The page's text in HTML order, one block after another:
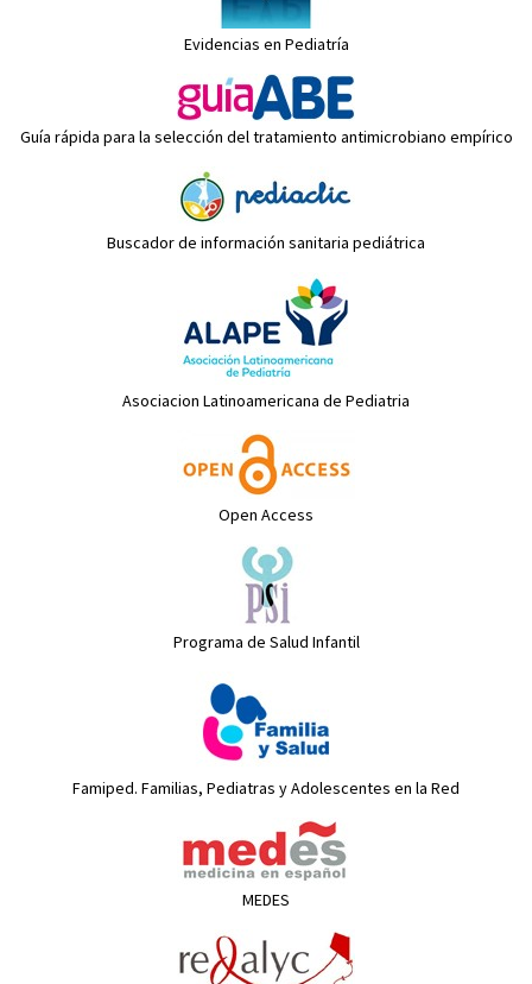
Evidencias en Pediatría
Guía rápida para la selección del tratamiento antimicrobiano empírico
Buscador de información sanitaria pediátrica
Asociacion Latinoamericana de Pediatria
Open Access
Programa de Salud Infantil
Famiped. Familias, Pediatras y Adolescentes en la Red
MEDES